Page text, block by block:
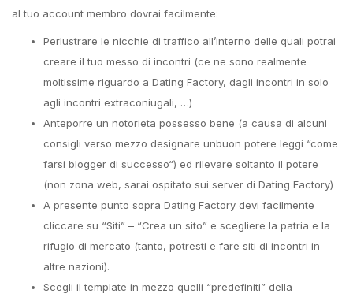
al tuo account membro dovrai facilmente:
Perlustrare le nicchie di traffico all’interno delle quali potrai
creare il tuo messo di incontri (ce ne sono realmente
moltissime riguardo a Dating Factory, dagli incontri in solo
agli incontri extraconiugali, …)
Anteporre un notorieta possesso bene (a causa di alcuni
consigli verso mezzo designare unbuon potere leggi “come
farsi blogger di successo“) ed rilevare soltanto il potere
(non zona web, sarai ospitato sui server di Dating Factory)
A presente punto sopra Dating Factory devi facilmente
cliccare su “Siti” – “Crea un sito” e scegliere la patria e la
rifugio di mercato (tanto, potresti e fare siti di incontri in
altre nazioni).
Scegli il template in mezzo quelli “predefiniti” della